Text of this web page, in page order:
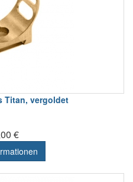
Titan, vergoldet
€